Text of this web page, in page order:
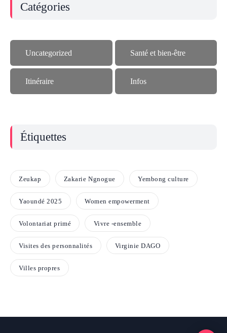
Catégories
Uncategorized Santé et bien-être
Itinéraire Infos
Étiquettes
Zeukap Zakarie Ngnogue Yembong culture
Yaoundé 2025 Women empowerment
Volontariat primé Vivre -ensemble
Visites des personnalités Virginie DAGO
Villes propres